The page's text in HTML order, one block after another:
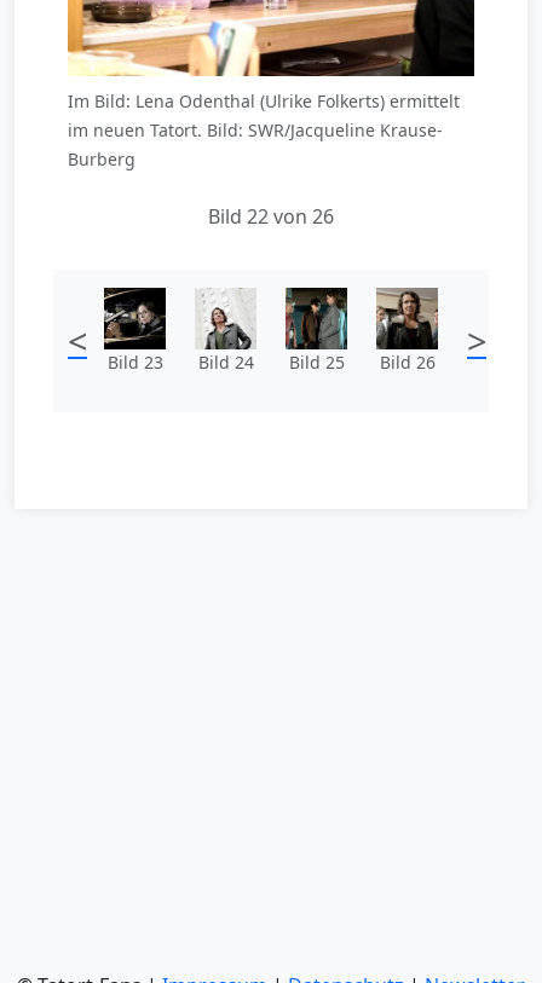
Im Bild: Lena Odenthal (Ulrike Folkerts) ermittelt
im neuen Tatort. Bild: SWR/Jacqueline Krause-
Burberg
Bild 22 von 26
< Bild 23 Bild 24 Bild 25 Bild 26 >